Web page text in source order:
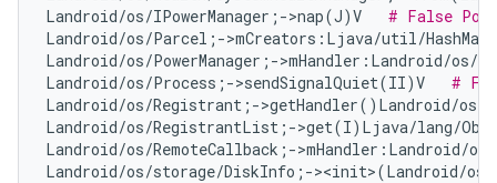
Landroid/os/IPowerManager;->nap(J)V # False
Landroid/os/Parcel;->mCreators:Ljava/util/
Landroid/os/PowerManager;->mHandler:Landroid/
Landroid/os/Process;->sendSignalQuiet(II)V #
Landroid/os/Registrant;->getHandler()Landroid/
Landroid/os/RegistrantList;->get(I)Ljava/lang/
Landroid/os/RemoteCallback;-
Landroid/os/storage/DiskInfo;-><init>(Landroid/